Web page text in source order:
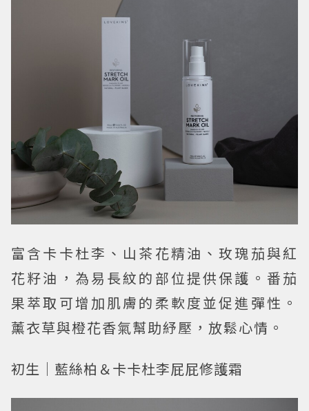
富含卡卡杜李、山茶花精油、玫瑰茄與紅
花籽油，為易長紋的部位提供保護。番茄
果萃取可增加肌膚的柔軟度並促進彈性。
薰衣草與橙花香氣幫助紓壓，放鬆心情。
初生｜藍絲柏＆卡卡杜李屁屁修護霜